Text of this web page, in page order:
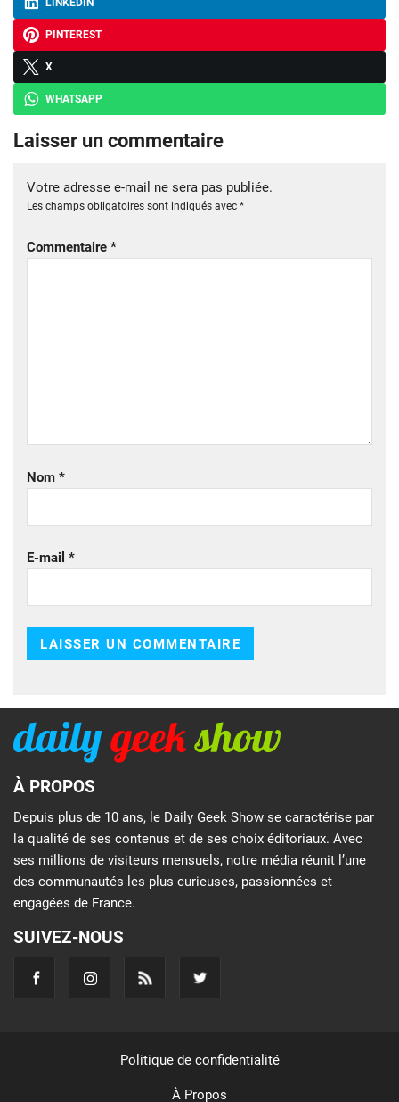
LINKEDIN
PINTEREST
X
WHATSAPP
Laisser un commentaire
Votre adresse e-mail ne sera pas publiée.
Les champs obligatoires sont indiqués avec *
Commentaire *
Nom *
E-mail *
À PROPOS
Depuis plus de 10 ans, le Daily Geek Show se caractérise par
la qualité de ses contenus et de ses choix éditoriaux. Avec
ses millions de visiteurs mensuels, notre média réunit l’une
des communautés les plus curieuses, passionnées et
engagées de France.
SUIVEZ-NOUS
Politique de confidentialité
À Propos